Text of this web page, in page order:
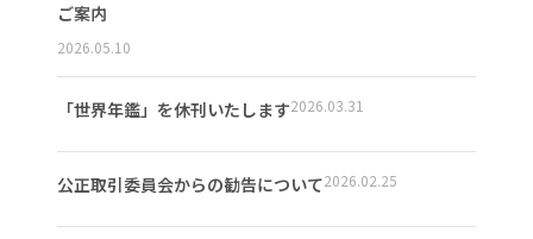
ご案内
2026.05.10
「世界年鑑」を休刊いたします2026.03.31
公正取引委員会からの勧告について2026.02.25